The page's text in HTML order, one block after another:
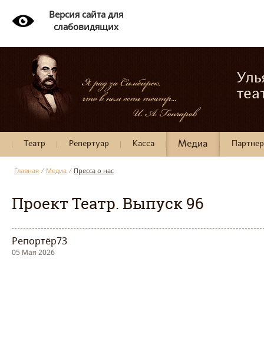
Версия сайта для
слабовидящих
Театр Репертуар Касса Медиа
Главная / Медиа / Пресса о нас
Проект Театр. Выпуск 96
Репортёр73
05 Мая 2026